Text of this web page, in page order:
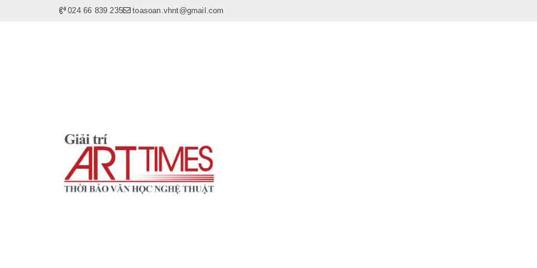
024 66 839 235 toasoan.vhnt@gmail.com